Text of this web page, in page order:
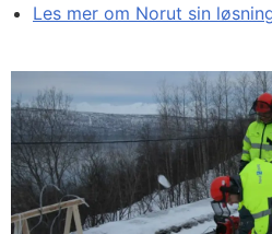
Les mer om Norut sin